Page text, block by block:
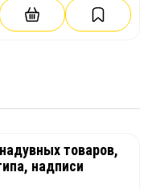
товаров,
надписи